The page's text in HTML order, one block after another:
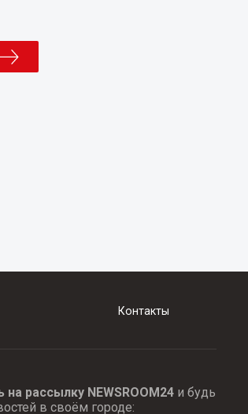
Контакты
рассылку NEWSROOM24и будь
в своём городе: